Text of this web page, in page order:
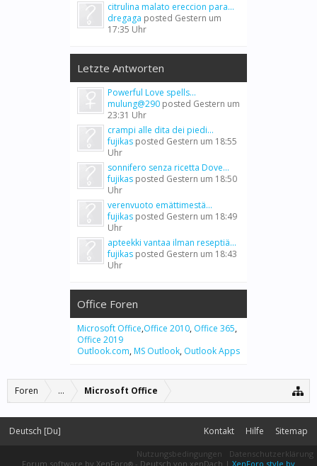
citrulina malato ereccion para...
dregaga posted Gestern um
17:35 Uhr
Letzte Antworten
Powerful Love spells...
mulung@290 posted Gestern um
23:31 Uhr
crampi alle dita dei piedi...
fujikas posted Gestern um 18:55
Uhr
sonnifero senza ricetta Dove...
fujikas posted Gestern um 18:50
Uhr
verenvuoto emättimestä...
fujikas posted Gestern um 18:49
Uhr
apteekki vantaa ilman reseptiä...
fujikas posted Gestern um 18:43
Uhr
Office Foren
Microsoft Office,Office 2010, Office 365,
Office 2019
Outlook.com, MS Outlook, Outlook Apps
Foren ... Microsoft Office
Deutsch [Du] Kontakt Hilfe Sitemap
Nutzungsbedingungen
Datenschutzerklärung
Forum software by XenForo
- Deutsch von xenDach | XenForo style by